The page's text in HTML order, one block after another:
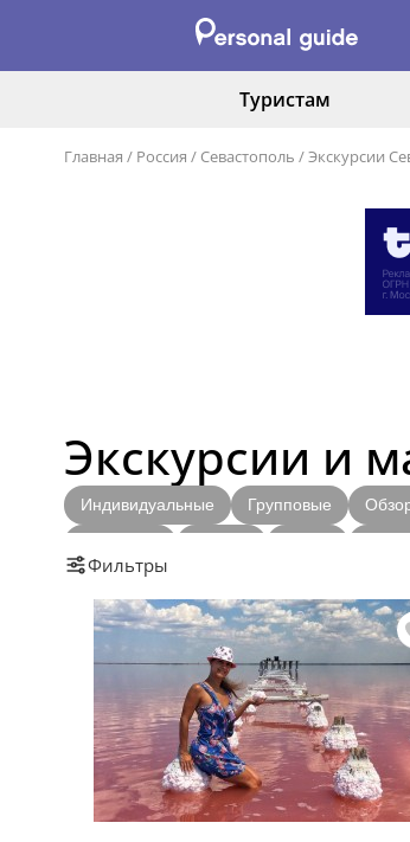
Туристам
Главная / Россия / Севастополь /Экскурсии
Экскурсии и
Индивидуальные Групповые
Фильтры